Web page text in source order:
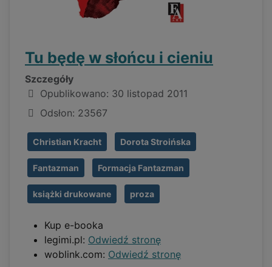
Tu będę w słońcu i cieniu
Szczegóły
Opublikowano: 30 listopad 2011
Odsłon: 23567
Christian Kracht Dorota Stroińska
Fantazman Formacja Fantazman
książki drukowane proza
Kup e-booka
legimi.pl: Odwiedź stronę
woblink.com: Odwiedź stronę